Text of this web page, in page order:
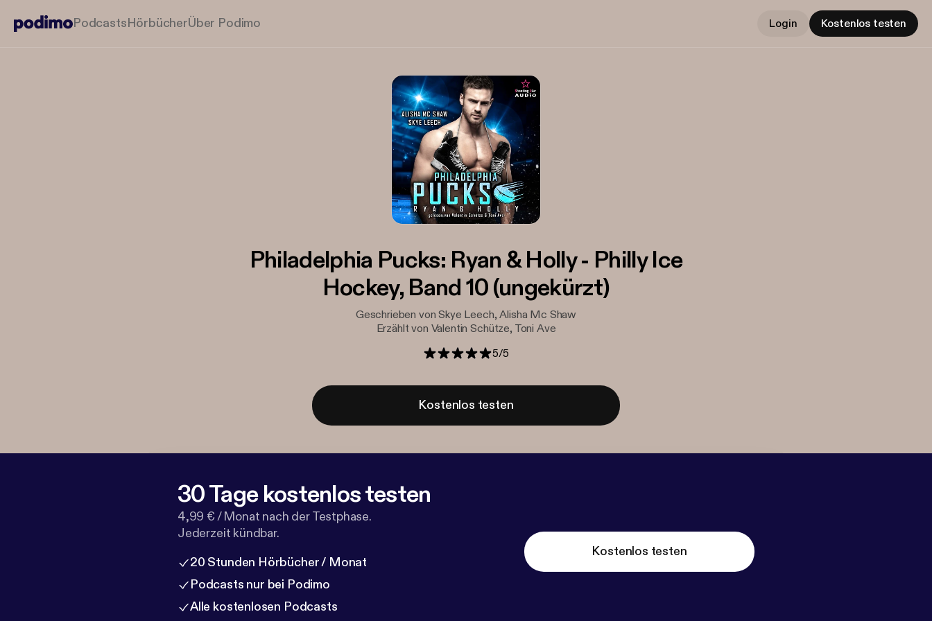
PodcastsHörbücherÜber Podimo Login Kostenlos testen
Philadelphia Pucks: Ryan & Holly - Philly Ice
Hockey, Band 10 (ungekürzt)
Geschrieben von Skye Leech, Alisha Mc Shaw
Erzählt von Valentin Schütze, Toni Ave
5/5
Kostenlos testen
30 Tage kostenlos testen
4,99 € / Monat nach der Testphase.
Jederzeit kündbar.
20 Stunden Hörbücher / Monat
Podcasts nur bei Podimo
Alle kostenlosen Podcasts
Kostenlos testen